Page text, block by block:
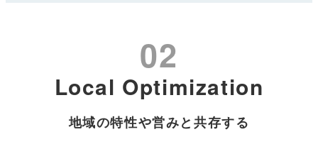
02
Local Optimization
地域の特性や営みと共存する